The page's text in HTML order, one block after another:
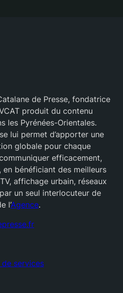
de Presse, fondatrice
produit du contenu
les Pyrénées-Orientales.
lui permet d’apporter une
globale pour chaque
efficacement,
bénéficiant des meilleurs
affichage urbain, réseaux
un seul interlocuteur de
l’Agence.
services